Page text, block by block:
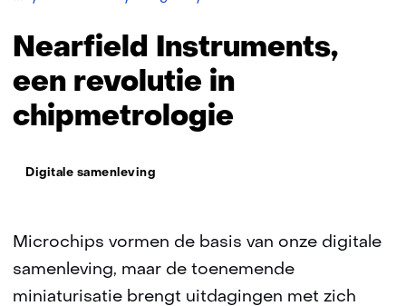
een
revolutie
in
chipmetrologie
Nearfield Instruments,
een revolutie in
chipmetrologie
Thema:
Digitale samenleving
Microchips vormen de basis van onze digitale
samenleving, maar de toenemende
miniaturisatie brengt uitdagingen met zich